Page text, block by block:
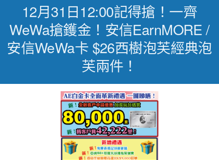
12月31日12:00記得搶！一齊
WeWa搶鑊金！安信EarnMORE /
安信WeWa卡 $26西樹泡芙經典泡
芙兩件！